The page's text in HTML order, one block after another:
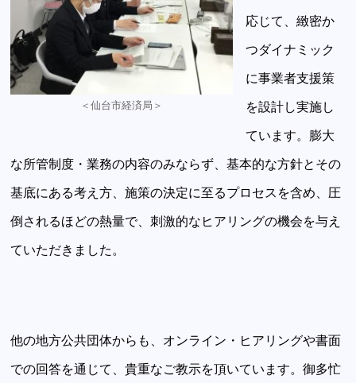
＜仙台市経済局＞
応じて、緻密か
つダイナミック
に事業者支援策
を設計し実施し
ています。膨大
な所管制度・業務の内容のみならず、基本的な方針とその
基底にある考え方、施策の決定に至るプロセスを含め、圧
倒されるほどの熱量で、刺激的なヒアリングの機会を与え
ていただきました。
他の地方公共団体からも、オンライン・ヒアリングや書面
での回答を通じて、貴重なご教示を頂いています。御多忙